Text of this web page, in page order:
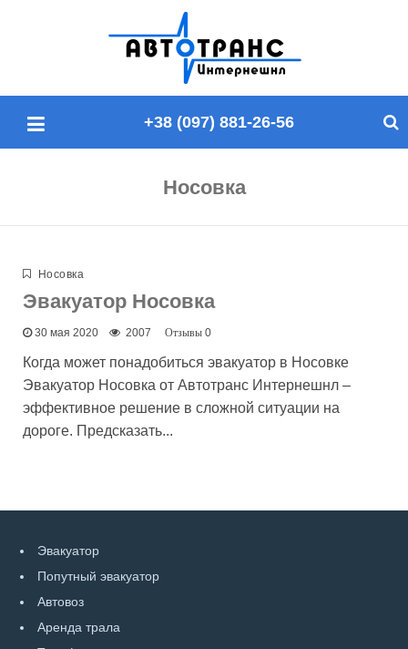
п
+38 (097) 881-26-56
Носовка
Носовка
Эвакуатор Носовка
30 мая 2020 2007 0
Когда может понадобиться эвакуатор в Носовке
Эвакуатор Носовка от Автотранс Интернешнл –
эффективное решение в сложной ситуации на
дороге. Предсказать...
Эвакуатор
Попутный эвакуатор
Автовоз
Аренда трала